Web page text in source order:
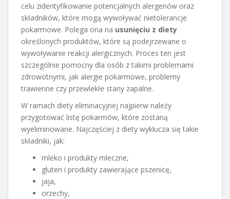
celu zidentyfikowanie potencjalnych alergenów oraz
składników, które mogą wywoływać nietolerancje
pokarmowe. Polega ona na usunięciu z diety
określonych produktów, które są podejrzewane o
wywoływanie reakcji alergicznych. Proces ten jest
szczególnie pomocny dla osób z takimi problemami
zdrowotnymi, jak alergie pokarmowe, problemy
trawienne czy przewlekłe stany zapalne.
W ramach diety eliminacyjnej najpierw należy
przygotować listę pokarmów, które zostaną
wyeliminowane. Najczęściej z diety wyklucza się takie
składniki, jak:
mleko i produkty mleczne,
gluten i produkty zawierające pszenicę,
jaja,
orzechy,